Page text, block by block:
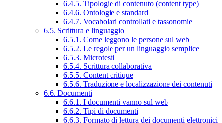
6.4.5. Tipologie di contenuto (content type)
6.4.6. Ontologie e standard
6.4.7. Vocabolari controllati e tassonomie
6.5. Scrittura e linguaggio
6.5.1. Come leggono le persone sul web
6.5.2. Le regole per un linguaggio semplice
6.5.3. Microtesti
6.5.4. Scrittura collaborativa
6.5.5. Content critique
6.5.6. Traduzione e localizzazione dei contenuti
6.6. Documenti
6.6.1. I documenti vanno sul web
6.6.2. Tipi di documenti
6.6.3. Formato di lettura dei documenti elettronici